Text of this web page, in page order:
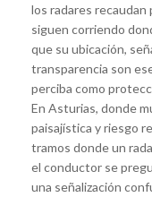
los radares
siguen corriendo
que su ubicación,
transparencia son
perciba como
En Asturias, donde
paisajística y riesgo
tramos donde un
el conductor se
una señalización